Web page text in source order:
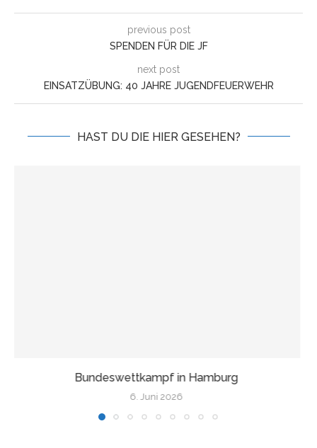
previous post
SPENDEN FÜR DIE JF
next post
EINSATZÜBUNG: 40 JAHRE JUGENDFEUERWEHR
HAST DU DIE HIER GESEHEN?
Wir fahren nach Finnland!
17. Mai 2026